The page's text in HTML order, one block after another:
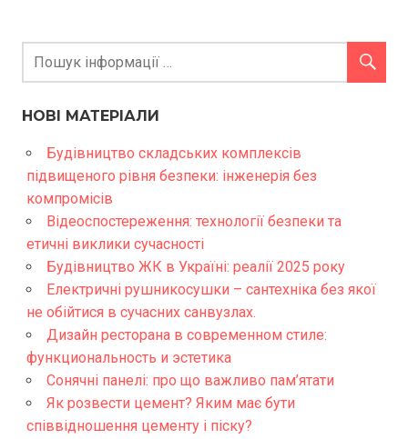
НОВІ МАТЕРІАЛИ
Будівництво складських комплексів
підвищеного рівня безпеки: інженерія без
компромісів
Відеоспостереження: технології безпеки та
етичні виклики сучасності
Будівництво ЖК в Україні: реалії 2025 року
Електричні рушникосушки – сантехніка без якої
не обійтися в сучасних санвузлах.
Дизайн ресторана в современном стиле:
функциональность и эстетика
Сонячні панелі: про що важливо пам’ятати
Як розвести цемент? Яким має бути
співвідношення цементу і піску?